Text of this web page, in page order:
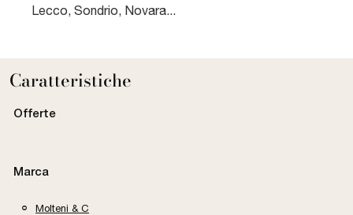
Lecco, Sondrio, Novara...
Caratteristiche
Offerte
Marca
Molteni & C